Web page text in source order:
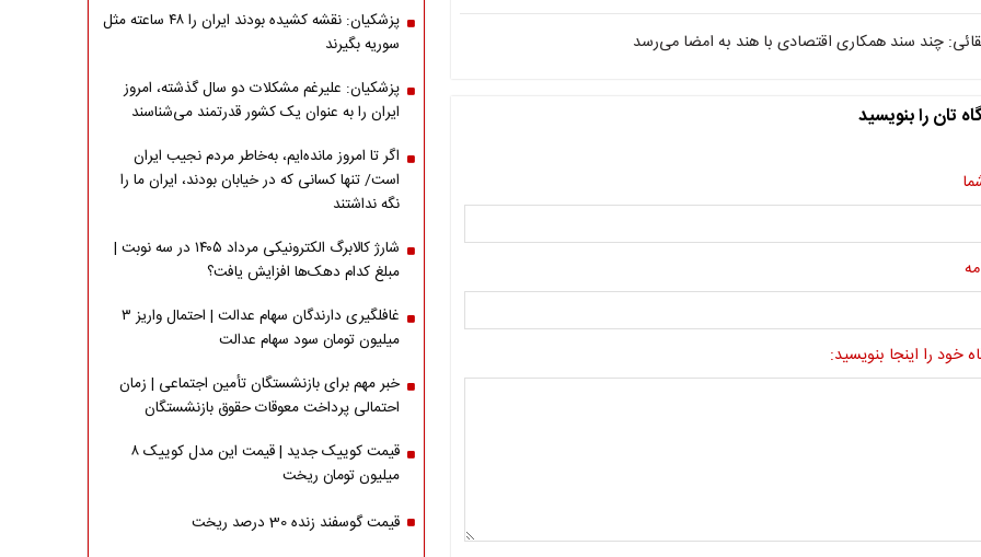
چند سند همکاری اقتصادی با هند به امضا می‌رسد
تان را بنویسید
خود را اینجا بنویسید:
پزشکیان: نقشه کشیده بودند ایران را ۴۸ ساعته مثل
سوریه بگیرند
پزشکیان: علیرغم مشکلات دو سال گذشته، امروز
ایران را به عنوان یک کشور قدرتمند می‌شناسند
اگر تا امروز مانده‌ایم، به‌خاطر مردم نجیب ایران
است/ تنها کسانی که در خیابان بودند، ایران ما را
نگه نداشتند
شارژ کالابرگ الکترونیکی مرداد ۱۴۰۵ در سه نوبت |
مبلغ کدام دهک‌ها افزایش یافت؟
غافلگیری دارندگان سهام عدالت | احتمال واریز ۳
میلیون تومان سود سهام عدالت
خبر مهم برای بازنشستگان تأمین اجتماعی | زمان
احتمالی پرداخت معوقات حقوق بازنشستگان
قیمت کوییک جدید | قیمت این مدل کوییک ۸
میلیون تومان ریخت
قیمت گوسفند زنده 30 درصد ریخت